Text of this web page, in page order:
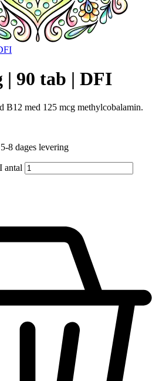
| 90 tab | DFI
B12 med 125 mcg methylcobalamin.
8 dages levering
antal